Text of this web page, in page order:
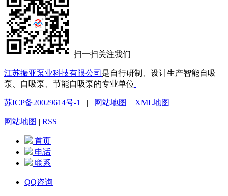
扫一扫关注我们
江苏振亚泵业科技有限公司 是自行研制、设计生产智能自吸
泵、自吸泵、节能自吸泵的专业单位
苏ICP备20029614号-1 | 网站地图 XML地图
网站地图 | RSS
首页
电话
联系
QQ咨询